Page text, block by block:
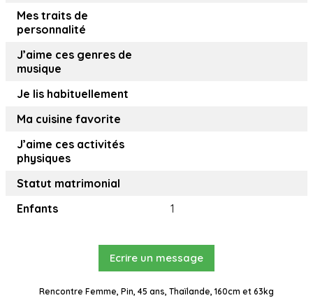
Mes traits de
personnalité
J’aime ces genres de
musique
Je lis habituellement
Ma cuisine favorite
J’aime ces activités
physiques
Statut matrimonial
Enfants
1
Ecrire un message
Rencontre Femme, Pin, 45 ans, Thaïlande, 160cm et 63kg